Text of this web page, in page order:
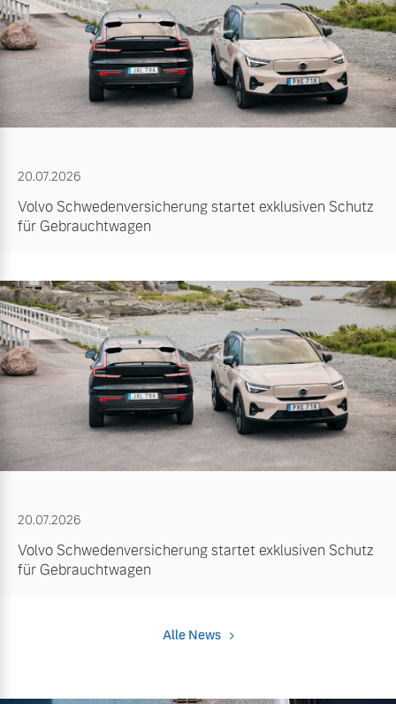
20.07.2026
Volvo Schwedenversicherung startet exklusiven Schutz
für Gebrauchtwagen
20.07.2026
Volvo Schwedenversicherung startet exklusiven Schutz
für Gebrauchtwagen
Alle News